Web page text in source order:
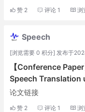
赞 2 评论 1 浏
Speech
[浏览需要 0 积分] 发布于
【Conference
Speech Translation
论文链接
赞 2 评论 1 浏